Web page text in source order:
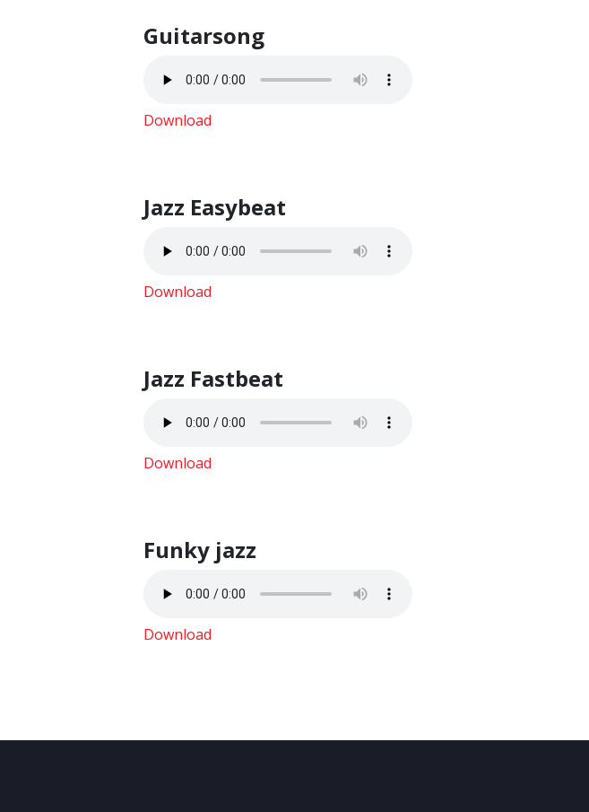
Guitarsong
Download
Jazz Easybeat
Download
Jazz Fastbeat
Download
Funky jazz
Download